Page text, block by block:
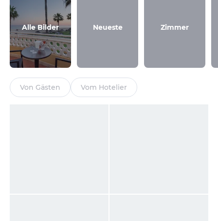
Alle Bilder Neueste Zimmer
Von Gästen Vom Hotelier